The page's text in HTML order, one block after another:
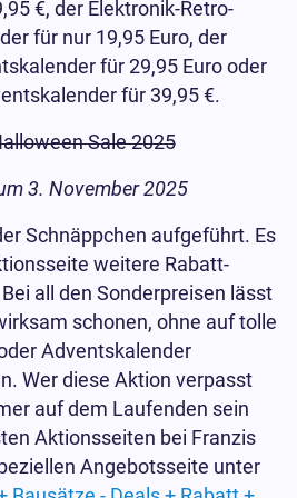
€, der Elektronik-Retro-
für nur 19,95 Euro, der
für 29,95 Euro oder
für 39,95 €.
Sale 2025
3. November 2025
Schnäppchen aufgeführt. Es
weitere Rabatt-
all den Sonderpreisen lässt
schonen, ohne auf tolle
Adventskalender
Wer diese Aktion verpasst
auf dem Laufenden sein
Aktionsseiten bei Franzis
Angebotsseite unter